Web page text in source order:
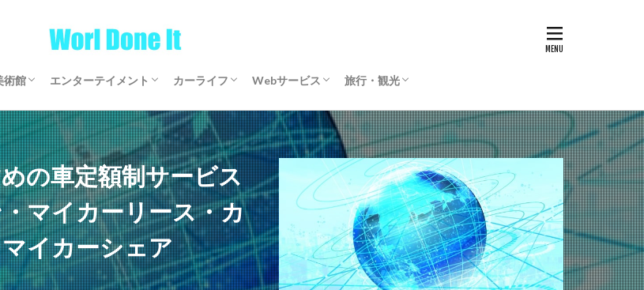
術館
術館
術館
エンターテイメント
ゲーム
文芸・マンガ
映画・アニメ・ドラマ
音楽
カーライフ
サブスクリプション
マイカーリース
カーシェアリング
レンタカー
【全国区】定額モビリティサービス
Webサービス
WordPress
アフィリエイト
仮想通貨
旅行・観光
国内旅行
海外旅行
の車定額制サービス
マイカーリース・カ
イカーシェア